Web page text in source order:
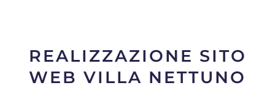
REALIZZAZIONE SITO
WEB VILLA NETTUNO